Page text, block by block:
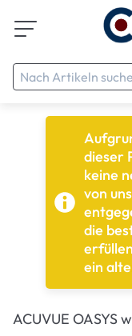
dieser
keine
von
die
ein
ACUVUE OASYS